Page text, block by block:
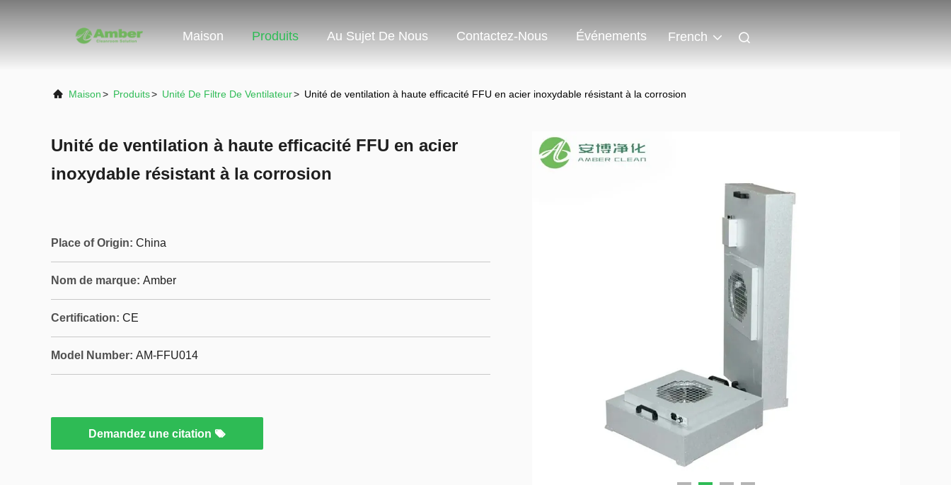
Maison Produits Au Sujet De Nous Contactez-Nous Événements French
Maison> Produits> Unité De Filtre De Ventilateur> Unité de ventilation à haute efficacité FFU en acier inoxydable résistant à la corrosion
Unité de ventilation à haute efficacité FFU en acier
inoxydable résistant à la corrosion
Place of Origin: China
Nom de marque: Amber
Certification: CE
Model Number: AM-FFU014
Demandez une citation